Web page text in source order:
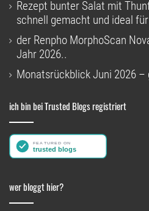
Rezept bunter Salat mit
schnell gemacht und ideal
der Renpho MorphoScan
Jahr 2026..
Monatsrückblick Juni 2026 –
ich bin bei Trusted Blogs registriert
wer bloggt hier?